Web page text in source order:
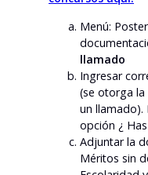
Menú:
llamado
Ingresar
(se otorga la
un llamado).
opción ¿
Adjuntar la
Méritos sin